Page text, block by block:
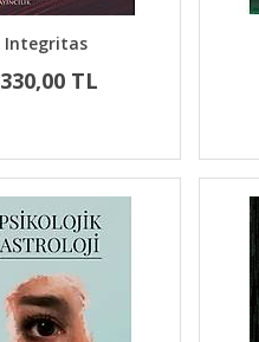
Integritas
330,00 TL